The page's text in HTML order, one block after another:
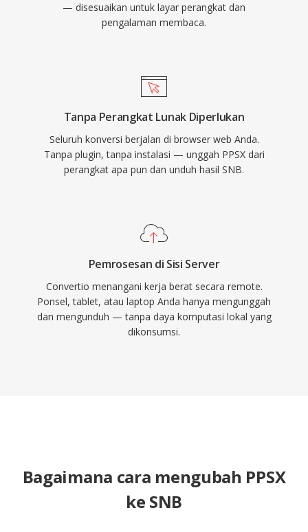
— disesuaikan untuk layar perangkat dan
pengalaman membaca.
Tanpa Perangkat Lunak Diperlukan
Seluruh konversi berjalan di browser web Anda.
Tanpa plugin, tanpa instalasi — unggah PPSX dari
perangkat apa pun dan unduh hasil SNB.
Pemrosesan di Sisi Server
Convertio menangani kerja berat secara remote.
Ponsel, tablet, atau laptop Anda hanya mengunggah
dan mengunduh — tanpa daya komputasi lokal yang
dikonsumsi.
Bagaimana cara mengubah PPSX
ke SNB